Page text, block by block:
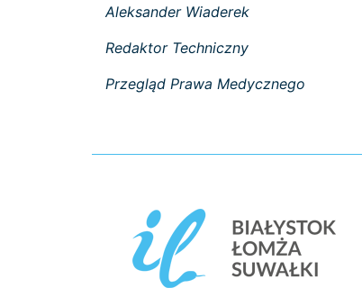
Aleksander Wiaderek
Redaktor Techniczny
Przegląd Prawa Medycznego